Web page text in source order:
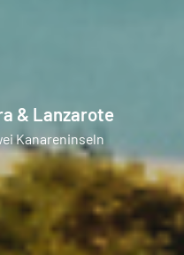
& Lanzarote
Kanareninseln